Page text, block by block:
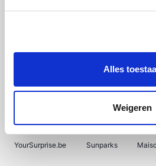
Alles
Weigeren
Shein Get Your Guide
YourSurprise.be Sunparks